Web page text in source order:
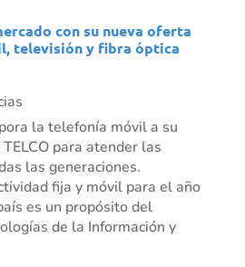
con su nueva oferta
televisión y fibra óptica
la telefonía móvil a su
para atender las
las generaciones.
fija y móvil para el año
es un propósito del
de la Información y